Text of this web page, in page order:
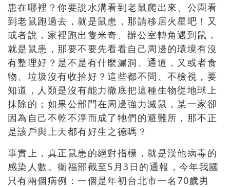
患在哪裡？你要說水溝看到老鼠爬出來、公園看
到老鼠跑過去，就是鼠患，那請移居火星吧！又
或者說，家裡跑出隻米奇、辦公室轉角遇到鼠，
就是鼠患，那要不要先看看自己周邊的環境有沒
有整理好？是不是有什麼漏洞、通道，又或者食
物、垃圾沒有收拾好？這些都不問、不檢視，要
知道，人類是沒有能力徹底把這種生物從地球上
抹除的；如果公部門在周邊強力滅鼠，某一家卻
因為自己不乾不淨而成了牠們的避難所，那不正
是該戶與上天都有好生之德嗎？
事實上，真正鼠患的絕對指標，就是漢他病毒的
感染人數。衛福部截至5 月3 日的通報，今年我國
只有兩個病例：一個是年初台北市一名 70歲男